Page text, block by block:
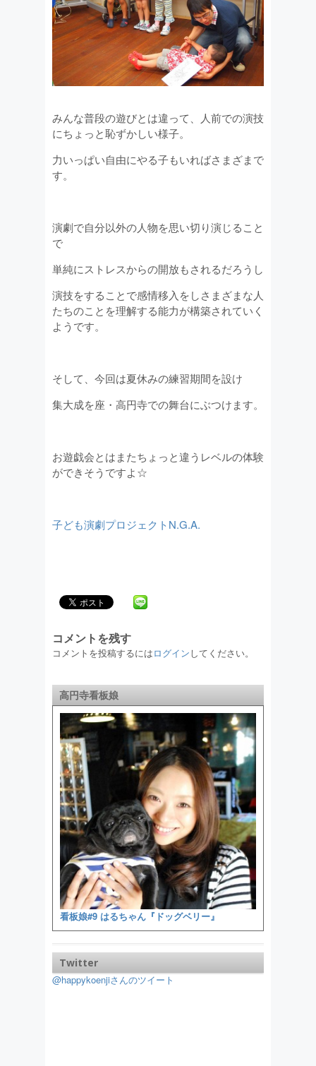
みんな普段の遊びとは違って、人前での演技
にちょっと恥ずかしい様子。
力いっぱい自由にやる子もいればさまざまで
す。
演劇で自分以外の人物を思い切り演じること
で
単純にストレスからの開放もされるだろうし
演技をすることで感情移入をしさまざまな人
たちのことを理解する能力が構築されていく
ようです。
そして、今回は夏休みの練習期間を設け
集大成を座・高円寺での舞台にぶつけます。
お遊戯会とはまたちょっと違うレベルの体験
ができそうですよ☆
子ども演劇プロジェクトN.G.A.
コメントを残す
コメントを投稿するにはログインしてください。
高円寺看板娘
看板娘#9 はるちゃん『ドッグベリー』
Twitter
@happykoenjiさんのツイート